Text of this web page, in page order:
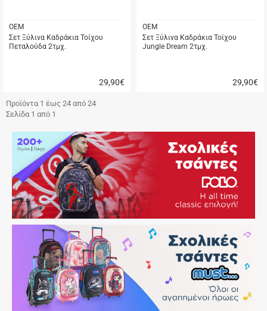
OEM
Σετ Ξύλινα Καδράκια Τοίχου
Πεταλούδα 2τμχ.
29,90€
αγορά
OEM
Σετ Ξύλινα Καδράκια Τοίχου
Jungle Dream 2τμχ.
29,90€
Προϊόντα 1 έως 24 από 24
Σελίδα 1 από 1